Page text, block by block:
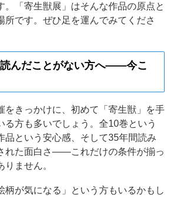
。「寄生獣展」はそんな作品の原点と
所です。ぜひ足を運んでみてくださ
読んだことがない方へ——今こ
をきっかけに、初めて「寄生獣」を手
る方も多いでしょう。全10巻という
品という安心感、そして35年間読み
れた面白さ——これだけの条件が揃っ
ません。
柄が気になる」という方もいるかもし